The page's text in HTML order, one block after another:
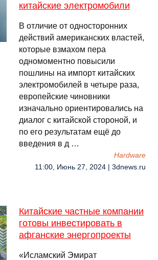
китайские электромобили
В отличие от односторонних
действий американских властей,
которые взмахом пера
одномоментно повысили
пошлины на импорт китайских
электромобилей в четыре раза,
европейские чиновники
изначально ориентировались на
диалог с китайской стороной, и
по его результатам ещё до
введения в д …
Hardware
11:00, Июнь 27, 2024 | 3dnews.ru
Китайские частные компании
готовы инвестировать в
афганские энергопроекты
«Исламский Эмират